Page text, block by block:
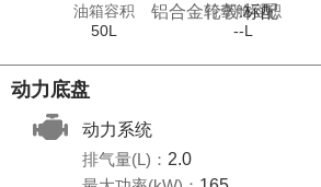
铝合金轮毂:标配
油箱容积
50L
行李舱容积
--L
动力底盘
动力系统
排气量(L)： 2.0